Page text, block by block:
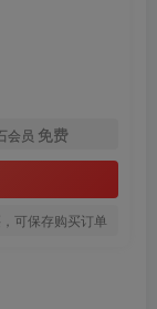
会员 免费
可保存购买订单